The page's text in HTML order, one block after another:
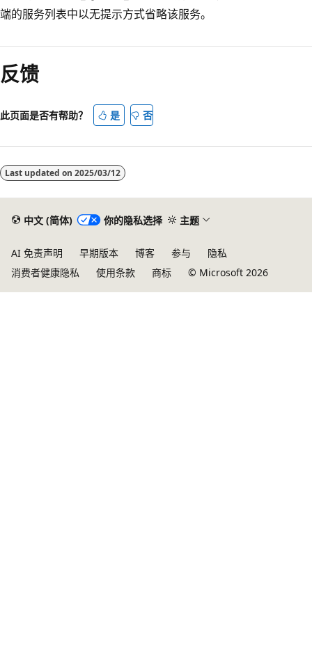
端的服务列表中以无提示方式省略该服务。
反馈
此页面是否有帮助？ 是 否
Last updated on 2025/03/12
中文 (简体) 你的隐私选择 主题
AI 免责声明 早期版本 博客 参与
隐私
消费者健康隐私
使用条款 商标 © Microsoft 2026